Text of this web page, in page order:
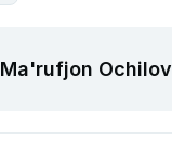
Ma'rufjon Ochilov